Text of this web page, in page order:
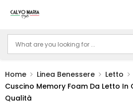
Home Linea Benessere
Letto
Cuscino Memory Foam Da Letto In
Qualità